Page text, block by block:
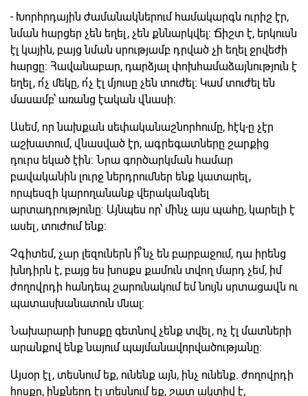
- Խորհրդային ժամանակներում համակարգն ուրիշ էր,
նման հարցեր չեն եղել, չեն քննարկվել: Ճիշտ է, երկուսն
էլ կային, բայց նման սրությամբ դրված չի եղել ջրվեժի
հարցը: Հավանաբար, դարձյալ փոխհամաձայնություն է
եղել, ո՛չ մեկը, ո՛չ էլ մյուսը չեն տուժել: Կամ տուժել են
մասամբ՝ առանց էական վնասի:
Ասեմ, որ նախքան սեփականաշնորհումը, հէկ-ը չէր
աշխատում, վնասված էր, ագրեգատները շարքից
դուրս եկած էին: Նրա գործարկման համար
բավականին լուրջ ներդրումներ ենք կատարել,
որպեսզի կարողանանք վերականգնել
արտադրությունը: Այնպես որ՝ մինչ այս պահը, կարելի է
ասել, տուժում ենք:
Չգիտեմ, չար լեզուներն ի՞նչ են բարբաջում, դա իրենց
խնդիրն է, բայց ես խոսքս քամուն տվող մարդ չեմ, իմ
ժողովրդի հանդեպ շարունակում եմ նույն սրտացավն ու
պատասխանատուն մնալ:
Նախարարի խոսքը գետնով չենք տվել, ոչ էլ մատների
արանքով ենք նայում պայմանավորվածությանը:
Այսօր էլ, տեսնում եք, ունենք այն, ինչ ունենք. ժողովրդի
հոսքը, ինքներդ էլ տեսնում եք, շատ ակտիվ է,